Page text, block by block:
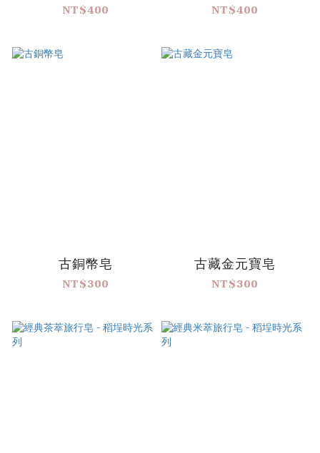
NT$400 NT$400
古銅幣皂
NT$300
古藏金元寶皂
NT$300